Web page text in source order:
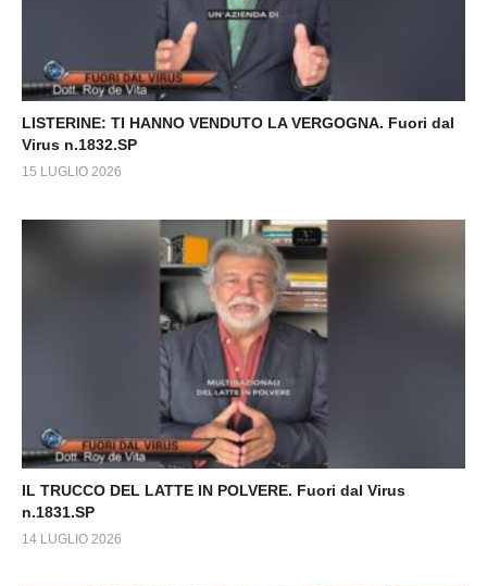
LISTERINE: TI HANNO VENDUTO LA VERGOGNA. Fuori dal
Virus n.1832.SP
15 LUGLIO 2026
IL TRUCCO DEL LATTE IN POLVERE. Fuori dal Virus
n.1831.SP
14 LUGLIO 2026